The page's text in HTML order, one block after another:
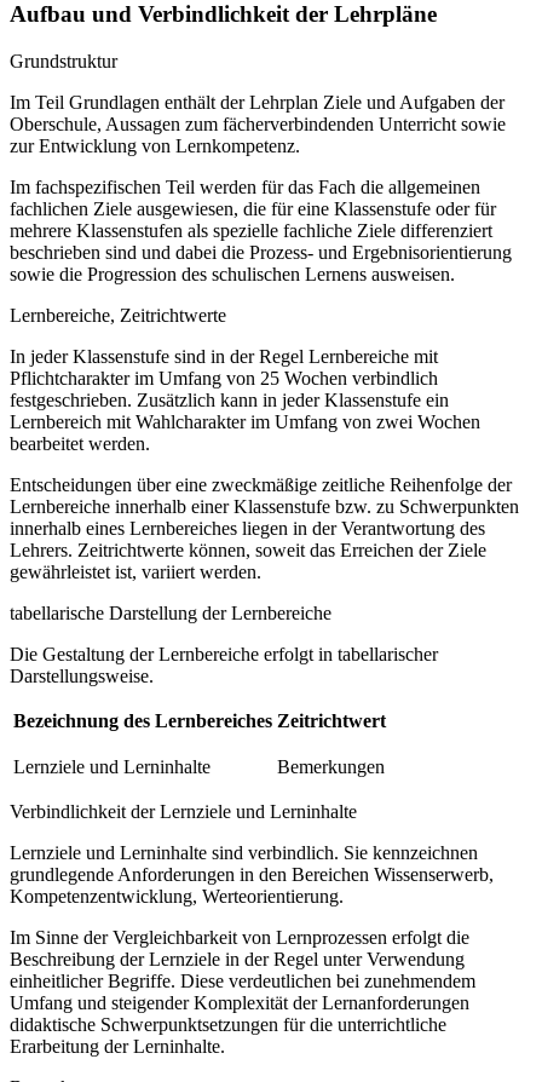
Aufbau und Verbindlichkeit der Lehrpläne
Grundstruktur
Im Teil Grundlagen enthält der Lehrplan Ziele und Aufgaben der
Oberschule, Aussagen zum fächerverbindenden Unterricht sowie
zur Entwicklung von Lernkompetenz.
Im fachspezifischen Teil werden für das Fach die allgemeinen
fachlichen Ziele ausgewiesen, die für eine Klassenstufe oder für
mehrere Klassenstufen als spezielle fachliche Ziele differenziert
beschrieben sind und dabei die Prozess- und Ergebnisorientierung
sowie die Progression des schulischen Lernens ausweisen.
Lernbereiche, Zeitrichtwerte
In jeder Klassenstufe sind in der Regel Lernbereiche mit
Pflichtcharakter im Umfang von 25 Wochen verbindlich
festgeschrieben. Zusätzlich kann in jeder Klassenstufe ein
Lernbereich mit Wahlcharakter im Umfang von zwei Wochen
bearbeitet werden.
Entscheidungen über eine zweckmäßige zeitliche Reihenfolge der
Lernbereiche innerhalb einer Klassenstufe bzw. zu Schwerpunkten
innerhalb eines Lernbereiches liegen in der Verantwortung des
Lehrers. Zeitrichtwerte können, soweit das Erreichen der Ziele
gewährleistet ist, variiert werden.
tabellarische Darstellung der Lernbereiche
Die Gestaltung der Lernbereiche erfolgt in tabellarischer
Darstellungsweise.
Bezeichnung des Lernbereiches Zeitrichtwert
Lernziele und Lerninhalte Bemerkungen
Verbindlichkeit der Lernziele und Lerninhalte
Lernziele und Lerninhalte sind verbindlich. Sie kennzeichnen
grundlegende Anforderungen in den Bereichen Wissenserwerb,
Kompetenzentwicklung, Werteorientierung.
Im Sinne der Vergleichbarkeit von Lernprozessen erfolgt die
Beschreibung der Lernziele in der Regel unter Verwendung
einheitlicher Begriffe. Diese verdeutlichen bei zunehmendem
Umfang und steigender Komplexität der Lernanforderungen
didaktische Schwerpunktsetzungen für die unterrichtliche
Erarbeitung der Lerninhalte.